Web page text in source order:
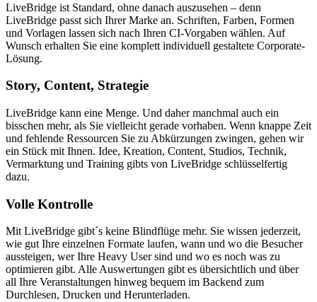
LiveBridge ist Standard, ohne danach auszusehen – denn
LiveBridge passt sich Ihrer Marke an. Schriften, Farben, Formen
und Vorlagen lassen sich nach Ihren CI-Vorgaben wählen. Auf
Wunsch erhalten Sie eine komplett individuell gestaltete Corporate-
Lösung.
Story, Content, Strategie
LiveBridge kann eine Menge. Und daher manchmal auch ein
bisschen mehr, als Sie vielleicht gerade vorhaben. Wenn knappe Zeit
und fehlende Ressourcen Sie zu Abkürzungen zwingen, gehen wir
ein Stück mit Ihnen. Idee, Kreation, Content, Studios, Technik,
Vermarktung und Training gibts von LiveBridge schlüsselfertig
dazu.
Volle Kontrolle
Mit LiveBridge gibt´s keine Blindflüge mehr. Sie wissen jederzeit,
wie gut Ihre einzelnen Formate laufen, wann und wo die Besucher
aussteigen, wer Ihre Heavy User sind und wo es noch was zu
optimieren gibt. Alle Auswertungen gibt es übersichtlich und über
all Ihre Veranstaltungen hinweg bequem im Backend zum
Durchlesen, Drucken und Herunterladen.